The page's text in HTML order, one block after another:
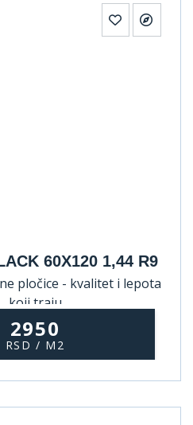
60X120 1,44 R9
pločice - kvalitet i lepota
koji traju
2950
RSD / M2